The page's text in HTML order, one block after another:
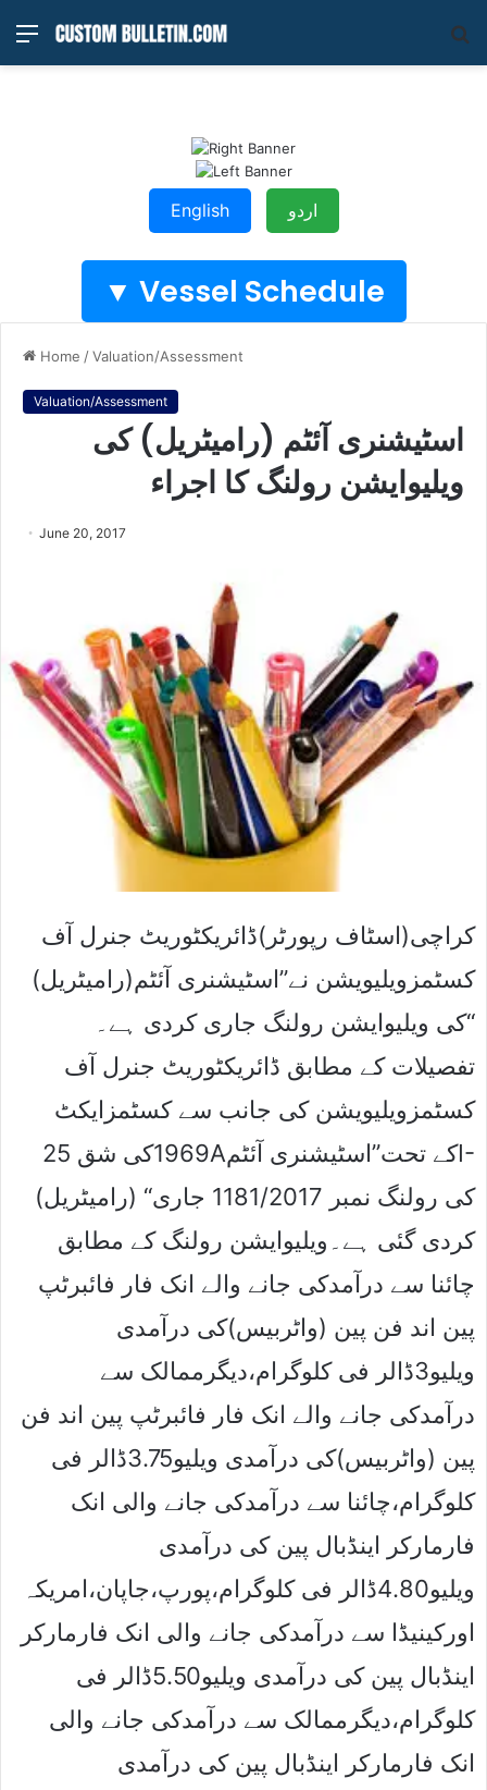
Menu
English اردو
Vessel Schedule ▼
Home /Valuation/Assessment
Valuation/Assessment
اسٹیشنری آئٹم (رامیٹریل) کی
ویلیوایشن رولنگ کا اجراء
June 20, 2017
کراچی(اسٹاف رپورٹر)ڈائریکٹوریٹ جنرل آف
کسٹمزویلیویشن نے”اسٹیشنری آئٹم(رامیٹریل)
“کی ویلیوایشن رولنگ جاری کردی ہے۔
تفصیلات کے مطابق ڈائریکٹوریٹ جنرل آف
کسٹمزویلیویشن کی جانب سے کسٹمزایکٹ
1969کی شق 25Aکے تحت”اسٹیشنری آئٹمI-
(رامیٹریل) “کی رولنگ نمبر 1181/2017 جاری
کردی گئی ہے۔ویلیوایشن رولنگ کے مطابق
چائنا سے درآمدکی جانے والے انک فار فائبرٹپ
پین اند فن پین (واٹربیس)کی درآمدی
ویلیو3ڈالر فی کلوگرام،دیگرممالک سے
درآمدکی جانے والے انک فار فائبرٹپ پین اند فن
پین (واٹربیس)کی درآمدی ویلیو3.75ڈالر فی
کلوگرام،چائنا سے درآمدکی جانے والی انک
فارمارکر اینڈبال پین کی درآمدی
ویلیو4.80ڈالر فی کلوگرام،پورپ،جاپان،امریکہ
اورکینیڈا سے درآمدکی جانے والی انک فارمارکر
اینڈبال پین کی درآمدی ویلیو5.50ڈالر فی
کلوگرام،دیگرممالک سے درآمدکی جانے والی
انک فارمارکر اینڈبال پین کی درآمدی